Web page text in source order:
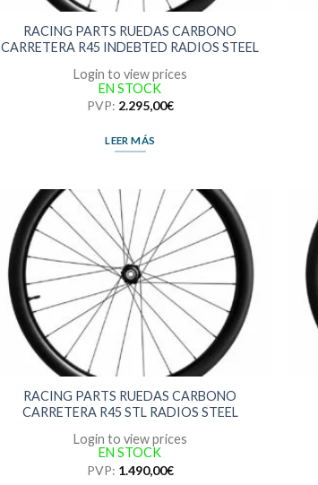
RACING PARTS RUEDAS CARBONO
CARRETERA R45 INDEBTED RADIOS STEEL
Login to view prices
EN STOCK
PVP: 2.295,00€
LEER MÁS
RACING PARTS RUEDAS CARBONO
CARRETERA R45 STL RADIOS STEEL
Login to view prices
EN STOCK
PVP: 1.490,00€